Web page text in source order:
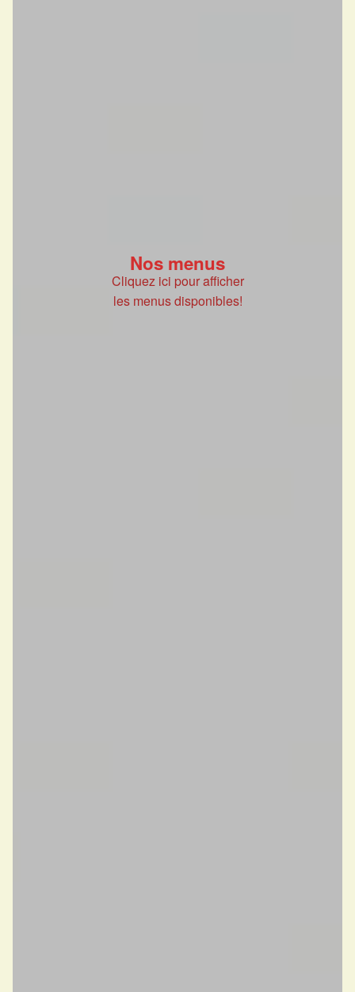
Nos menus
Cliquez ici pour afficher
les menus disponibles!